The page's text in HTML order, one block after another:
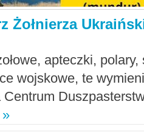
Żołnierza
apteczki,
wojskowe, te